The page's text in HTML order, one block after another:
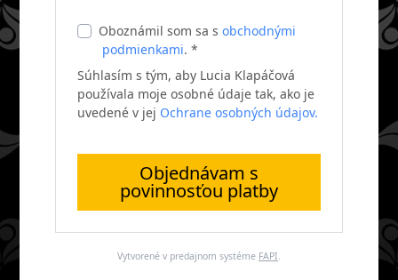
Oboznámil som sa sobchodnými
podmienkami. *
Súhlasím s tým, aby Lucia Klapáčová
používala moje osobné údaje tak, ako je
uvedené v jej Ochrane osobných údajov.
Objednávam s
povinnosťou platby
Vytvorené v predajnom systéme FAPI